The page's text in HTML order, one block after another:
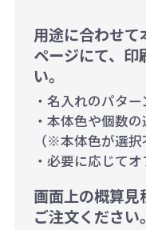
用途に合わせ
ページにて、印
い。
・名入れのパタ
・本体色や個数
（※本体色が選択
・必要に応じて
画面上の概算見
ご注文ください。